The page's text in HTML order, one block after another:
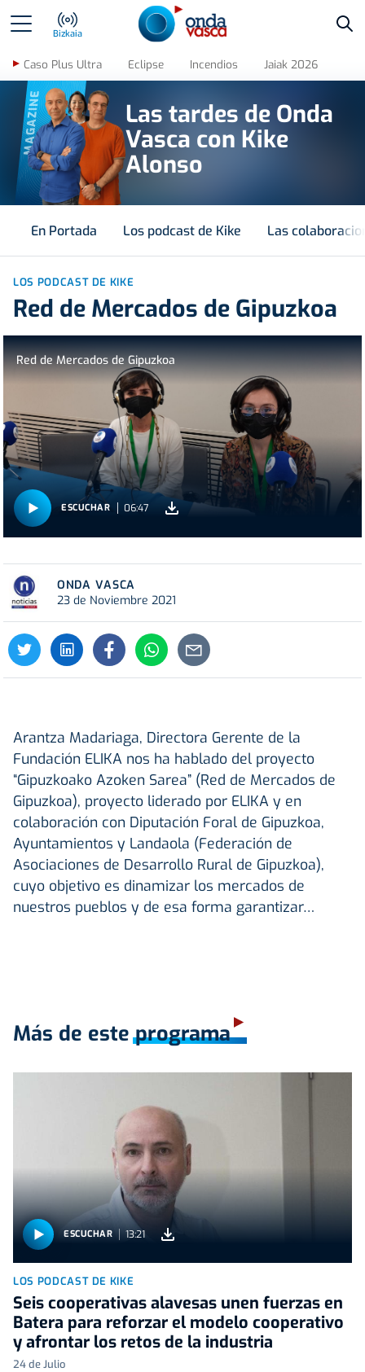
Bizkaia
Caso Plus Ultra Eclipse Incendios Jaiak 2026
MAGAZINE
Las tardes de Onda
Vasca con Kike
Alonso
En Portada Los podcast de Kike Las
LOS PODCAST DE KIKE
Red de Mercados de Gipuzkoa
Red de Mercados de Gipuzkoa
ESCUCHAR 06:47
ONDA VASCA
23 de Noviembre 2021
Arantza Madariaga, Directora Gerente de la
Fundación ELIKA nos ha hablado del proyecto
“Gipuzkoako Azoken Sarea” (Red de Mercados de
Gipuzkoa), proyecto liderado por ELIKA y en
colaboración con Diputación Foral de Gipuzkoa,
Ayuntamientos y Landaola (Federación de
Asociaciones de Desarrollo Rural de Gipuzkoa),
cuyo objetivo es dinamizar los mercados de
nuestros pueblos y de esa forma garantizar…
Más de este programa
ESCUCHAR 13:21
LOS PODCAST DE KIKE
Seis cooperativas alavesas unen fuerzas en
Batera para reforzar el modelo cooperativo
y afrontar los retos de la industria
24 de Julio